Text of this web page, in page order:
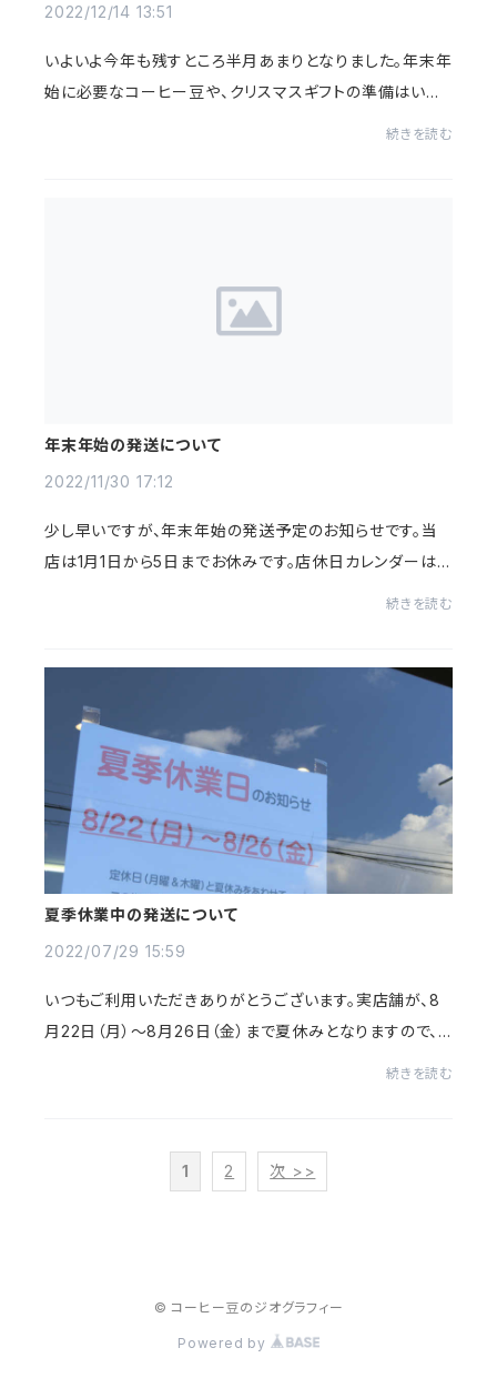
2022/12/14 13:51
いよいよ今年も残すところ半月あまりとなりました。年末年
始に必要なコーヒー豆や、クリスマスギフトの準備はいか
続きを読む
年末年始の発送について
2022/11/30 17:12
少し早いですが、年末年始の発送予定のお知らせです。当
店は1月1日から5日までお休みです。店休日カレンダーはこ
続きを読む
夏季休業中の発送について
2022/07/29 15:59
いつもご利用いただきありがとうございます。実店舗が、8
月22日（月）～8月26日（金）まで夏休みとなりますので、
その間の発送作業もお休みとさせていただきます。連休前
続きを読む
1 2 次 >>
© コーヒー豆のジオグラフィー
Powered by